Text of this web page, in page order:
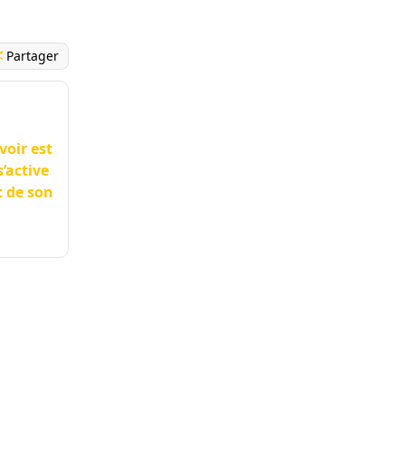
Partager
est
de son